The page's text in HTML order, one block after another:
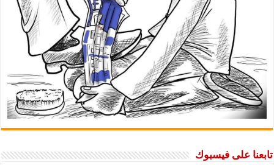
تابعنا على فيسبوك